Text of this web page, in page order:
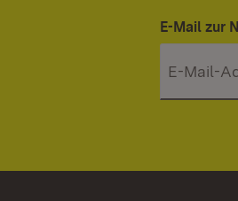
E-Mail zur